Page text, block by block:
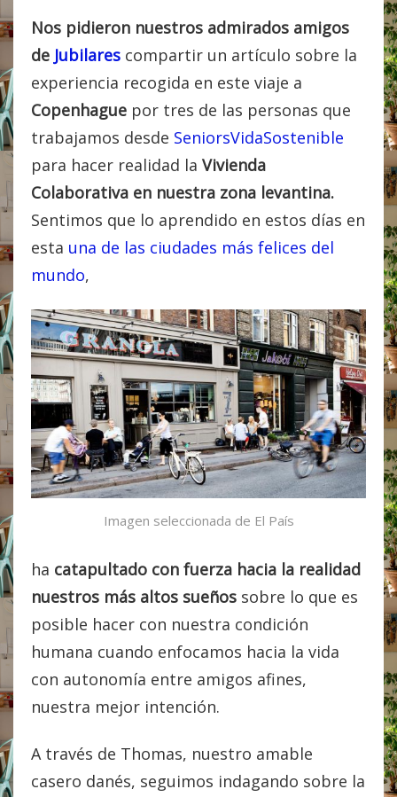
Nos pidieron nuestros admirados amigos
de Jubilares compartir un artículo sobre la
experiencia recogida en este viaje a
Copenhague por tres de las personas que
trabajamos desde SeniorsVidaSostenible
para hacer realidad la Vivienda
Colaborativa en nuestra zona levantina.
Sentimos que lo aprendido en estos días en
esta una de las ciudades más felices del
mundo,
Imagen seleccionada de El País
ha catapultado con fuerza hacia la realidad
nuestros más altos sueños sobre lo que es
posible hacer con nuestra condición
humana cuando enfocamos hacia la vida
con autonomía entre amigos afines,
nuestra mejor intención.
A través de Thomas, nuestro amable
casero danés, seguimos indagando sobre la